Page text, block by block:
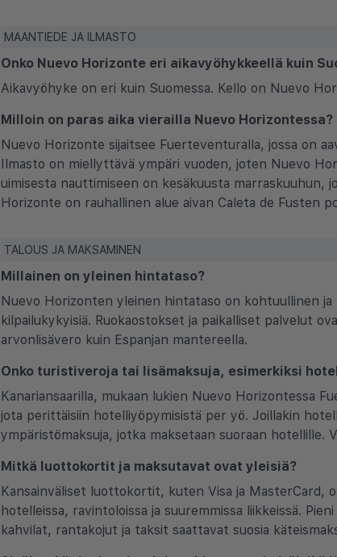
MAANTIEDE JA ILMASTO
Onko Nuevo Horizonte eri aikavyöhykkeellä kuin
Aikavyöhyke on eri kuin Suomessa. Kello on Nuevo
Milloin on paras aika vierailla Nuevo Horizontessa?
Nuevo Horizonte sijaitsee Fuerteventuralla, jossa on
Ilmasto on miellyttävä ympäri vuoden, joten Nuevo
uimisesta nauttimiseen on kesäkuusta marraskuuhun,
Horizonte on rauhallinen alue aivan Caleta de Fusten
TALOUS JA MAKSAMINEN
Millainen on yleinen hintataso?
Nuevo Horizonten yleinen hintataso on kohtuullinen
kilpailukykyisiä. Ruokaostokset ja paikalliset palvelut
arvonlisävero kuin Espanjan mantereella.
Onko turistiveroja tai lisämaksuja, esimerkiksi
Kanariansaarilla, mukaan lukien Nuevo Horizontessa
jota perittäisiin hotelliyöpymisistä per yö. Joillakin
ympäristömaksuja, jotka maksetaan suoraan
Mitkä luottokortit ja maksutavat ovat yleisiä?
Kansainväliset luottokortit, kuten Visa ja MasterCard,
hotelleissa, ravintoloissa ja suuremmissa liikkeissä.
kahvilat, rantakojut ja taksit saattavat suosia